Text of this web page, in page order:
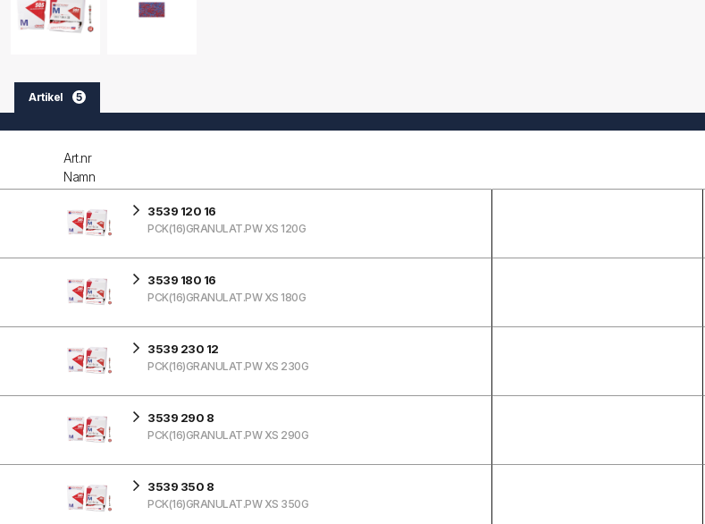
Artikel 5
Art.nr
Namn
3539 120 16
PCK(16)GRANULAT.PW XS 120G
3539 180 16
PCK(16)GRANULAT.PW XS 180G
3539 230 12
PCK(16)GRANULAT.PW XS 230G
3539 290 8
PCK(16)GRANULAT.PW XS 290G
3539 350 8
PCK(16)GRANULAT.PW XS 350G